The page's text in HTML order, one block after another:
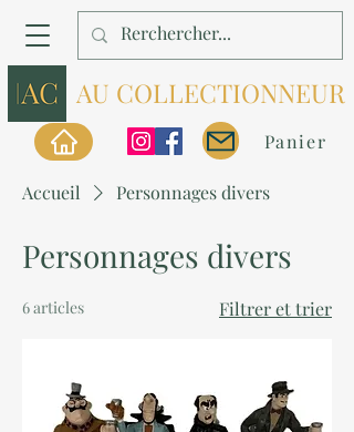
AU COLLECTIONNEUR
Panier
Accueil Personnages divers
Personnages divers
6 articles Filtrer et trier